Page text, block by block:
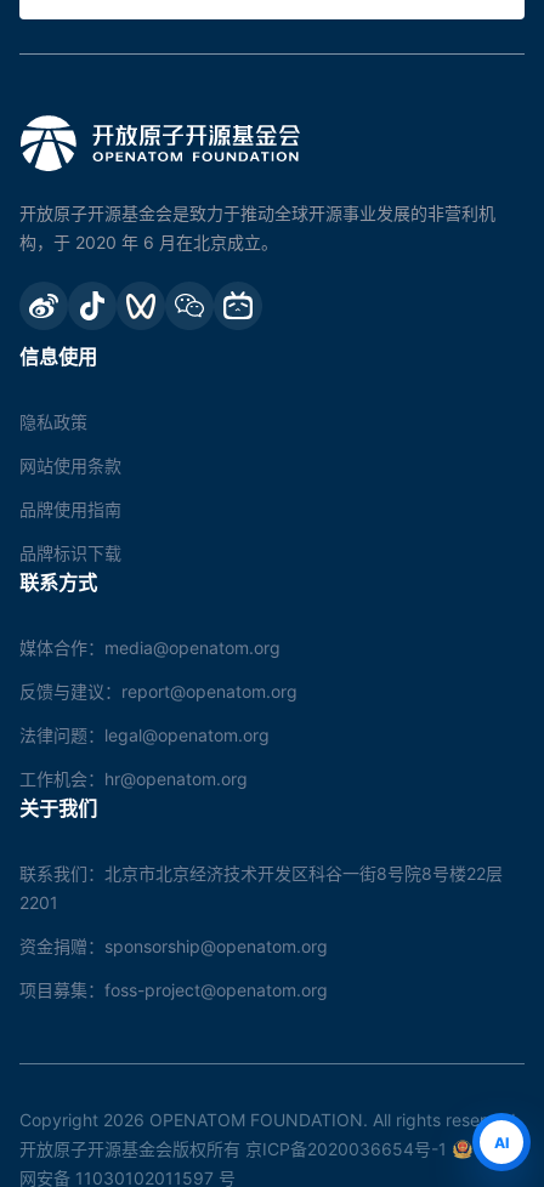
开放原子开源基金会是致力于推动全球开源事业发展的非营利机
构，于 2020 年 6 月在北京成立。
信息使用
隐私政策
网站使用条款
品牌使用指南
品牌标识下载
联系方式
媒体合作：media@openatom.org
反馈与建议：report@openatom.org
法律问题：legal@openatom.org
工作机会：hr@openatom.org
关于我们
联系我们：北京市北京经济技术开发区科谷一街8号院8号楼22层
2201
资金捐赠：sponsorship@openatom.org
项目募集：foss-project@openatom.org
Copyright 2026 OPENATOM FOUNDATION. All rights reserved.
开放原子开源基金会版权所有 京ICP备2020036654号-1
京公
网安备 11030102011597 号
AI